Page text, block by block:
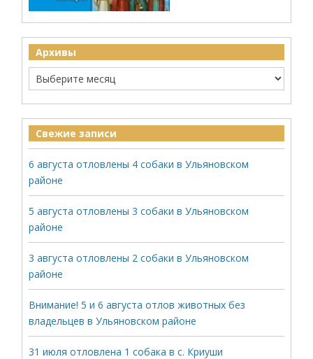
Архивы
Свежие записи
6 августа отловлены 4 собаки в Ульяновском
районе
5 августа отловлены 3 собаки в Ульяновском
районе
3 августа отловлены 2 собаки в Ульяновском
районе
Внимание! 5 и 6 августа отлов животных без
владельцев в Ульяновском районе
31 июля отловлена 1 собака в с. Криуши